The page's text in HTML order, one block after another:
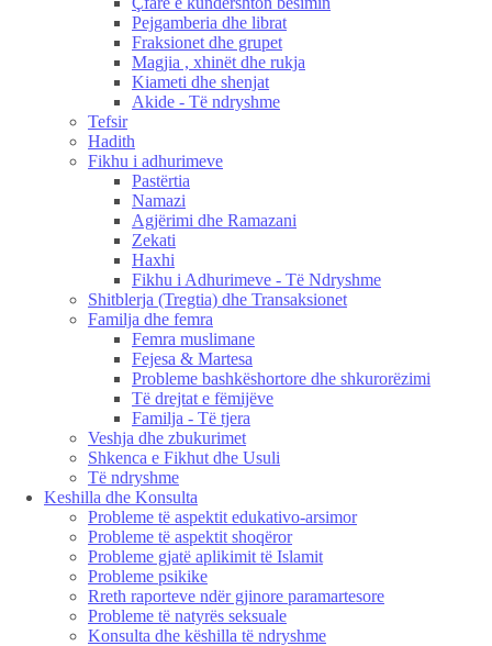
Pejgamberia dhe librat
Fraksionet dhe grupet
Magjia , xhinët dhe rukja
Kiameti dhe shenjat
Akide - Të ndryshme
Tefsir
Hadith
Fikhu i adhurimeve
Pastërtia
Namazi
Agjërimi dhe Ramazani
Zekati
Haxhi
Fikhu i Adhurimeve - Të Ndryshme
Shitblerja (Tregtia) dhe Transaksionet
Familja dhe femra
Femra muslimane
Fejesa & Martesa
Probleme bashkëshortore dhe shkurorëzimi
Të drejtat e fëmijëve
Familja - Të tjera
Veshja dhe zbukurimet
Shkenca e Fikhut dhe Usuli
Të ndryshme
Keshilla dhe Konsulta
Probleme të aspektit edukativo-arsimor
Probleme të aspektit shoqëror
Probleme gjatë aplikimit të Islamit
Probleme psikike
Rreth raporteve ndër gjinore paramartesore
Probleme të natyrës seksuale
Konsulta dhe këshilla të ndryshme